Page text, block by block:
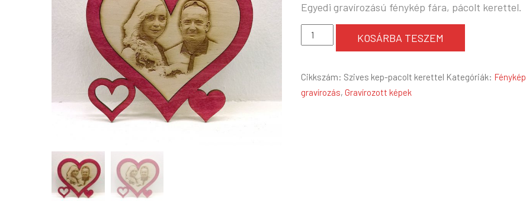
Egyedi gravírozású fénykép fára, pácolt kerettel.
Szív
alakú
gravírozás
mennyiség
KOSÁRBA TESZEM
Cikkszám: Szives kep-pacolt kerettel Kategóriák: Fénykép
gravírozás,Gravírozott képek